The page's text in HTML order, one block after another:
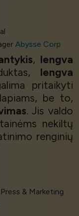
Abysse Corp
, lengva
lengva
pritaikyti
be to,
. Jis valdo
nekiltų
renginių
& Marketing